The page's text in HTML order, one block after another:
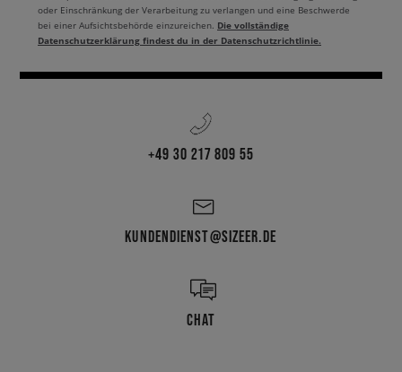
oder Einschränkung der Verarbeitung zu verlangen und eine Beschwerde
bei einer Aufsichtsbehörde einzureichen. Die vollständige
Datenschutzerklärung findest du in der Datenschutzrichtlinie.
+49 30 217 809 55
KUNDENDIENST@SIZEER.DE
CHAT